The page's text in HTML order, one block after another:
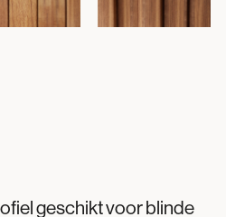
geschikt voor blinde